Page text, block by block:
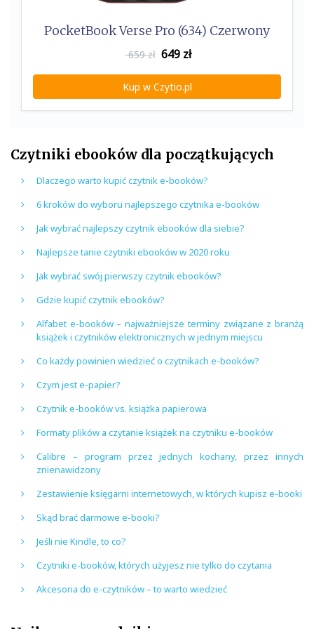
PocketBook Verse Pro (634) Czerwony
659 zł 649 zł
Kup w Czytio.pl
Czytniki ebooków dla początkujących
Dlaczego warto kupić czytnik e-booków?
6 kroków do wyboru najlepszego czytnika e-booków
Jak wybrać najlepszy czytnik ebooków dla siebie?
Najlepsze tanie czytniki ebooków w 2020 roku
Jak wybrać swój pierwszy czytnik ebooków?
Gdzie kupić czytnik ebooków?
Alfabet e-booków – najważniejsze terminy związane z branżą
książek i czytników elektronicznych w jednym miejscu
Co każdy powinien wiedzieć o czytnikach e-booków?
Czym jest e-papier?
Czytnik e-booków vs. książka papierowa
Formaty plików a czytanie książek na czytniku e-booków
Calibre – program przez jednych kochany, przez innych
znienawidzony
Zestawienie księgarni internetowych, w których kupisz e-booki
Skąd brać darmowe e-booki?
Jeśli nie Kindle, to co?
Czytniki e-booków, których użyjesz nie tylko do czytania
Akcesoria do e-czytników – to warto wiedzieć